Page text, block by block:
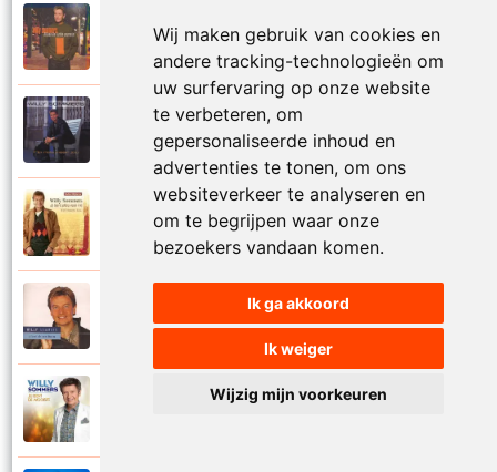
Wij maken gebruik van cookies en
andere tracking-technologieën om
uw surfervaring op onze website
te verbeteren, om
gepersonaliseerde inhoud en
advertenties te tonen, om ons
websiteverkeer te analyseren en
om te begrijpen waar onze
bezoekers vandaan komen.
Ik ga akkoord
Ik weiger
Wijzig mijn voorkeuren
Willy Sommers
Je schenkt hem de dans
Willy Sommers
Willy Sommers
Jij bent alles voor mij
Jij bent als een droom
2004
Willy Sommers